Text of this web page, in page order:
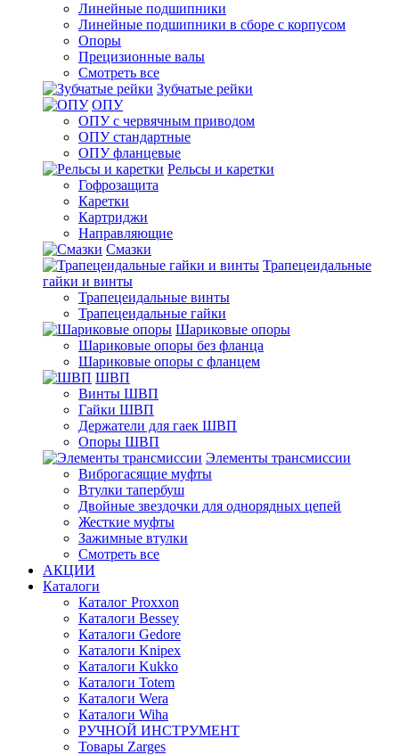
Линейные подшипники
Линейные подшипники в сборе с корпусом
Опоры
Прецизионные валы
Смотреть все
Зубчатые рейки
ОПУ
ОПУ с червячным приводом
ОПУ стандартные
ОПУ фланцевые
Рельсы и каретки
Гофрозащита
Каретки
Картриджи
Направляющие
Смазки
Трапецеидальные
гайки и винты
Трапецеидальные винты
Трапецеидальные гайки
Шариковые опоры
Шариковые опоры без фланца
Шариковые опоры с фланцем
ШВП
Винты ШВП
Гайки ШВП
Держатели для гаек ШВП
Опоры ШВП
Элементы трансмиссии
Виброгасящие муфты
Втулки тапербуш
Двойные звездочки для однорядных цепей
Жесткие муфты
Зажимные втулки
Смотреть все
АКЦИИ
Каталоги
Каталог Proxxon
Каталоги Bessey
Каталоги Gedore
Каталоги Knipex
Каталоги Kukko
Каталоги Totem
Каталоги Wera
Каталоги Wiha
РУЧНОЙ ИНСТРУМЕНТ
Товары Zarges